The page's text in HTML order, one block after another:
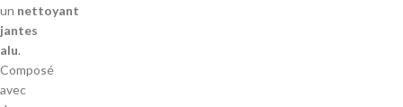
un nettoyant
jantes
alu.
Composé
avec